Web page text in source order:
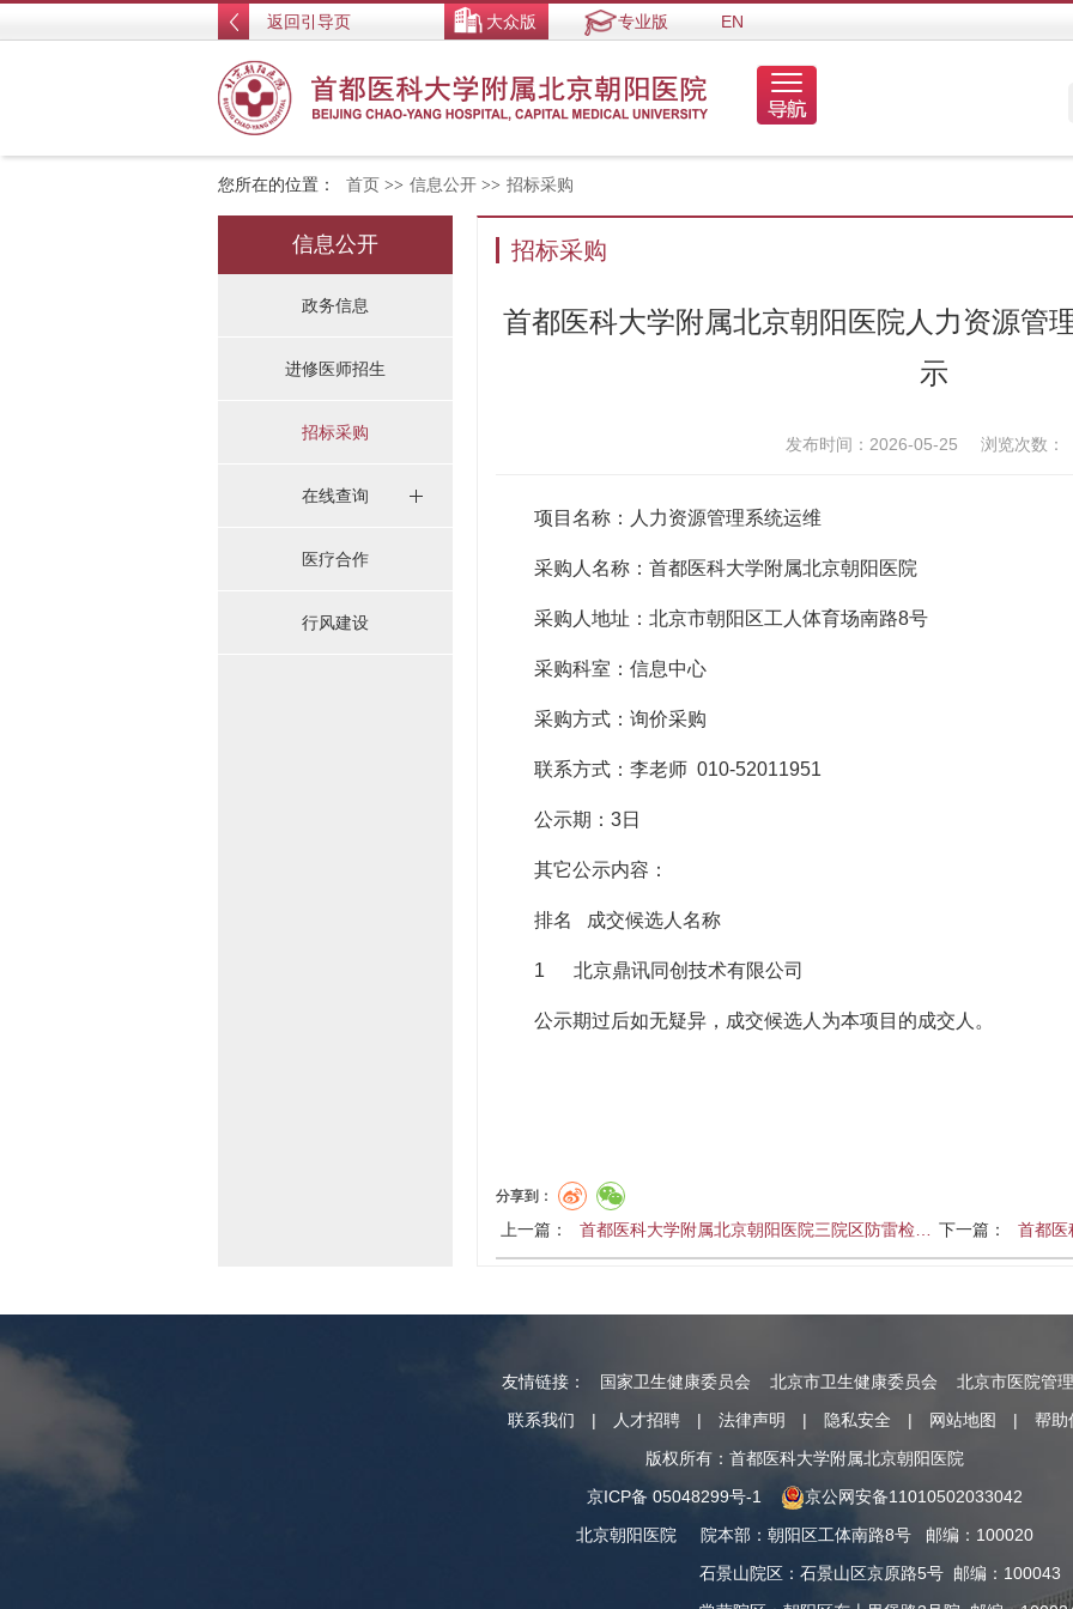
返回引导页 大众版 专业版 EN
您所在的位置： 首页 >> 信息公开 >> 招标采购
信息公开
政务信息
进修医师招生
招标采购
在线查询
医疗合作
行风建设
招标采购
首都医科大学附属北京朝阳医院人力资源管
示
发布时间：2026-05-25 浏览次数：
项目名称：人力资源管理系统运维
采购人名称：首都医科大学附属北京朝阳医院
采购人地址：北京市朝阳区工人体育场南路8号
采购科室：信息中心
采购方式：询价采购
联系方式：李老师 010-52011951
公示期：3日
其它公示内容：
排名 成交候选人名称
1 北京鼎讯同创技术有限公司
公示期过后如无疑异，成交候选人为本项目的成交人。
分享到：
上一篇： 首都医科大学附属北京朝阳医院三院区防雷检… 下一篇： 首都医
友情链接： 国家卫生健康委员会 北京市卫生健康委员会
北京市医院管
联系我们
| 人才招聘 | 法律声明 | 隐私安全 | 网站地图 |
帮助
版权所有：首都医科大学附属北京朝阳医院
京ICP备 05048299号-1
京公网安备11010502033042
北京朝阳医院
院本部 ： 朝阳区工体南路8号 邮编：100020
石景山院区 ： 石景山区京原路5号 邮编：100043